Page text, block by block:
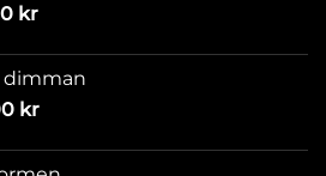
kr
dimman
kr